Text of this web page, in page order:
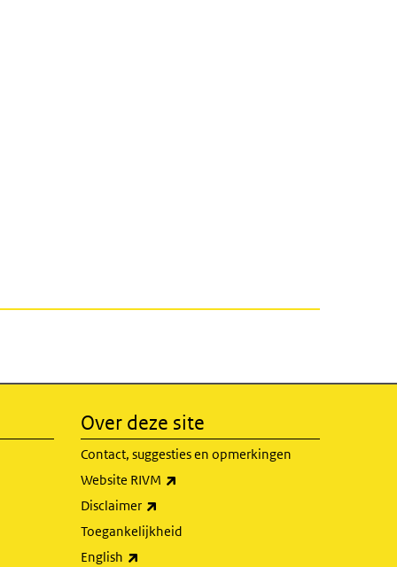
Over deze site
Contact, suggesties en opmerkingen
Website RIVM
Disclaimer
Toegankelijkheid
English